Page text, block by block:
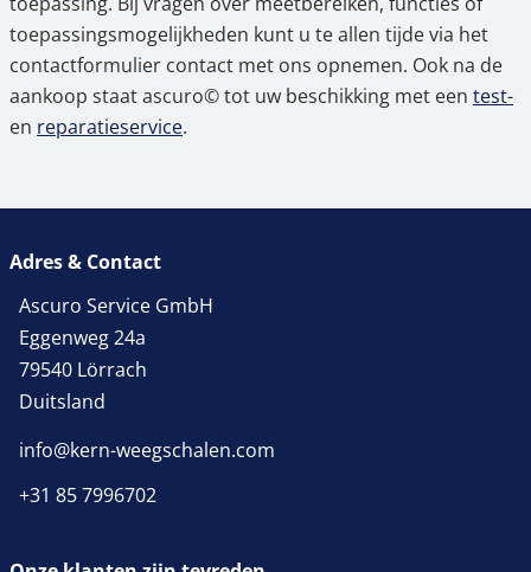
toepassingsmogelijkheden kunt u te allen tijde via het
contactformulier contact met ons opnemen. Ook na de
aankoop staat ascuro© tot uw beschikking met een test-
en reparatieservice.
Adres & Contact
Ascuro Service GmbH
Eggenweg 24a
79540 Lörrach
Duitsland
info@kern-weegschalen.com
+31 85 7996702